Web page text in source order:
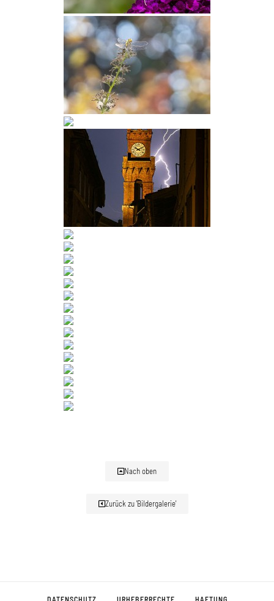
Nach oben
Zurück zu 'Bildergalerie'
DATENSCHUTZ URHEBERRECHTE HAFTUNG